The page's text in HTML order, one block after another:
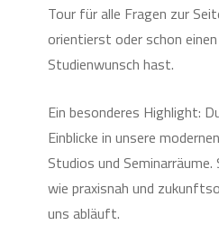
Tour für alle Fragen zur
orientierst oder schon
Studienwunsch hast.
Ein besonderes Highlight:
Einblicke in unsere
Studios und
wie praxisnah und
uns abläuft.